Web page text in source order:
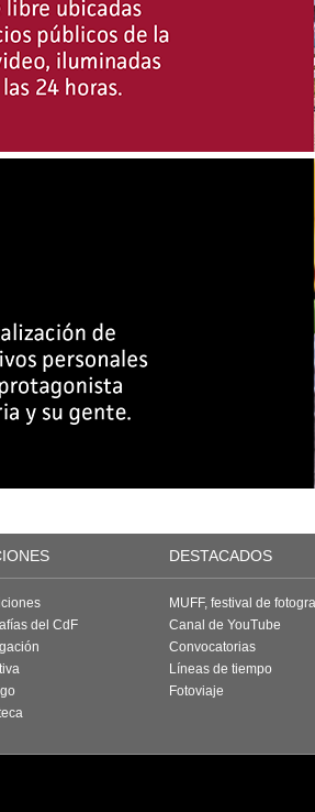
DESTACADOS
del CdF
MUFF, festival de
Canal de YouTube
Convocatorias
Líneas de tiempo
Fotoviaje